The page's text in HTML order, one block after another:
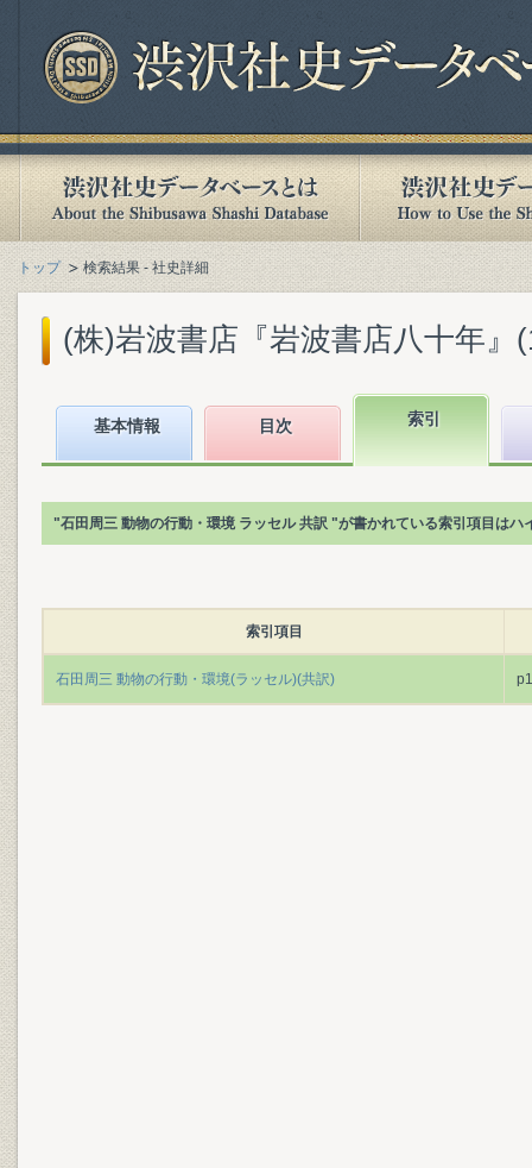
トップ 検索結果 - 社史詳細
(株)岩波書店『岩波書店八十年』
基本情報 目次 索引
"石田周三 動物の行動・環境 ラッセル 共訳 "が書かれている索引項目はハ
索引項目
石田周三 動物の行動・環境(ラッセル)(共訳)